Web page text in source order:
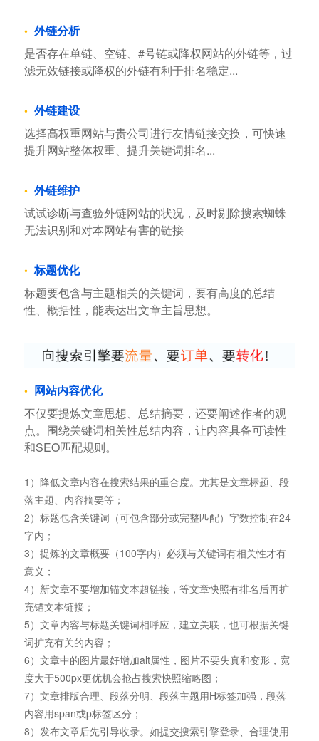
外链分析
是否存在单链、空链、#号链或降权网站的外链等，过
滤无效链接或降权的外链有利于排名稳定...
外链建设
选择高权重网站与贵公司进行友情链接交换，可快速
提升网站整体权重、提升关键词排名...
外链维护
试试诊断与查验外链网站的状况，及时剔除搜索蜘蛛
无法识别和对本网站有害的链接
标题优化
标题要包含与主题相关的关键词，要有高度的总结
性、概括性，能表达出文章主旨思想。
网站内容优化
不仅要提炼文章思想、总结摘要，还要阐述作者的观
点。围绕关键词相关性总结内容，让内容具备可读性
和SEO匹配规则。
1）降低文章内容在搜索结果的重合度。尤其是文章标题、段
落主题、内容摘要等；
2）标题包含关键词（可包含部分或完整匹配）字数控制在24
字内；
3）提炼的文章概要（100字内）必须与关键词有相关性才有
意义；
4）新文章不要增加锚文本超链接，等文章快照有排名后再扩
充锚文本链接；
5）文章内容与标题关键词相呼应，建立关联，也可根据关键
词扩充有关的内容；
6）文章中的图片最好增加alt属性，图片不要失真和变形，宽
度大于500px更优机会抢占搜索快照缩略图；
7）文章排版合理、段落分明、段落主题用H标签加强，段落
内容用span或p标签区分；
8）发布文章后先引导收录。如提交搜索引擎登录、合理使用